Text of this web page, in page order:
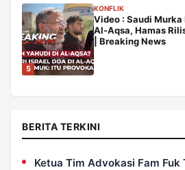
5
KONFLIK
Video : Saudi
Al-Aqsa, Hamas
| Breaking News
BERITA TERKINI
Ketua Tim Advokasi Fam Fuk